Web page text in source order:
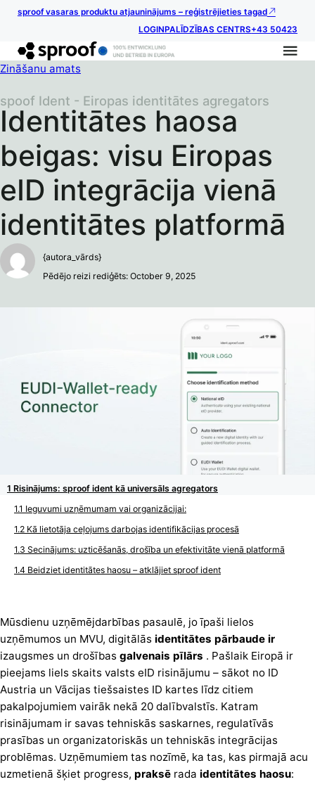
sproof vasaras produktu atjauninājums – reģistrējieties tagad
LOGINPALĪDZĪBAS CENTRS+43 50423
Zināšanu amats
Identitātes haosa
beigas: visu Eiropas
eID integrācija vienā
identitātes platformā
spoof Ident - Eiropas identitātes agregators
{autora_vārds}
Pēdējo reizi rediģēts: October 9, 2025
Risinājums: sproof ident kā universāls agregators
Ieguvumi uzņēmumam vai organizācijai:
Kā lietotāja ceļojums darbojas identifikācijas procesā
Secinājums: uzticēšanās, drošība un efektivitāte vienā platformā
Beidziet identitātes haosu – atklājiet sproof ident
Mūsdienu uzņēmējdarbības pasaulē, jo īpaši lielos
uzņēmumos un MVU, digitālās identitātes pārbaude ir
izaugsmes un drošības galvenais pīlārs . Pašlaik Eiropā ir
pieejams liels skaits valsts eID risinājumu – sākot no ID
Austria un Vācijas tiešsaistes ID kartes līdz citiem
pakalpojumiem vairāk nekā 20 dalībvalstīs. Katram
risinājumam ir savas tehniskās saskarnes, regulatīvās
prasības un organizatoriskās un tehniskās integrācijas
problēmas. Uzņēmumiem tas nozīmē, ka tas, kas pirmajā acu
uzmetienā šķiet progress, praksē rada identitātes haosu: